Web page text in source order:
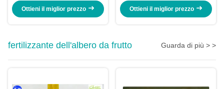
Ottieni il miglior prezzo
Ottieni il miglior prezzo
fertilizzante dell'albero da frutto Guarda di più > >